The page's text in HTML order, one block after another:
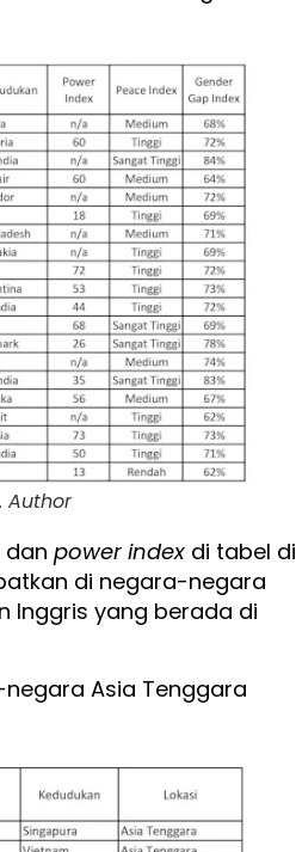
Author
dan power index di tabel di
di negara-negara
Inggris yang berada di
Asia Tenggara